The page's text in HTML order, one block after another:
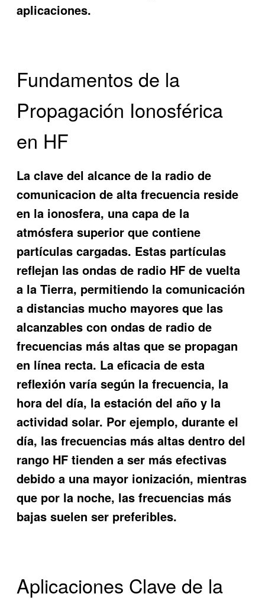
aplicaciones.
Fundamentos de la
Propagación Ionosférica
en HF
La clave del alcance de la radio de
comunicacion de alta frecuencia reside
en la ionosfera, una capa de la
atmósfera superior que contiene
partículas cargadas. Estas partículas
reflejan las ondas de radio HF de vuelta
a la Tierra, permitiendo la comunicación
a distancias mucho mayores que las
alcanzables con ondas de radio de
frecuencias más altas que se propagan
en línea recta. La eficacia de esta
reflexión varía según la frecuencia, la
hora del día, la estación del año y la
actividad solar. Por ejemplo, durante el
día, las frecuencias más altas dentro del
rango HF tienden a ser más efectivas
debido a una mayor ionización, mientras
que por la noche, las frecuencias más
bajas suelen ser preferibles.
Aplicaciones Clave de la